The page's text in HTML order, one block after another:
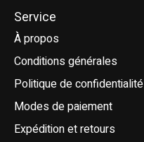
Service
À propos
Conditions générales
Politique de confidentialité
Modes de paiement
Expédition et retours